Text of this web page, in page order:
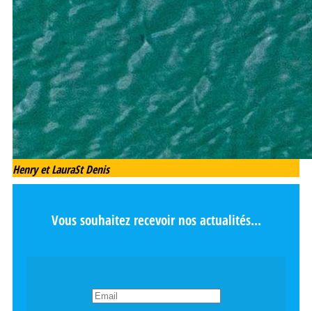
Henry et LauraSt Denis
Vous souhaitez recevoir nos actualités...